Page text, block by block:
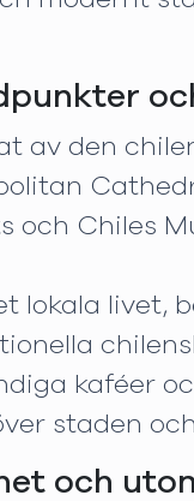
av den
och Chiles
lokala livet,
kaféer
staden
och